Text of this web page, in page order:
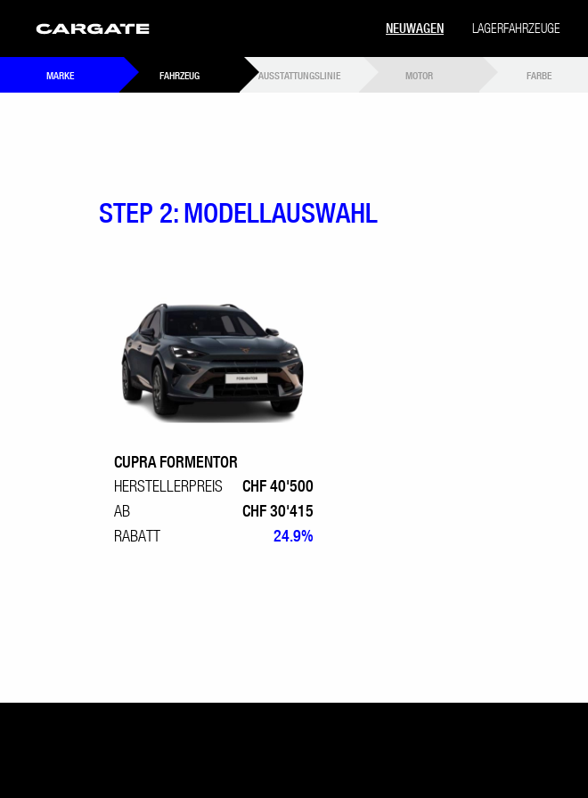
NEUWAGEN LAGERFAHRZEUGE
MARKE FAHRZEUG AUSSTATTUNGSLINIE MOTOR FARBE
STEP 2: MODELLAUSWAHL
CUPRA FORMENTOR
HERSTELLERPREIS
CHF 40'500
AB
CHF 30'415
RABATT
24.9%